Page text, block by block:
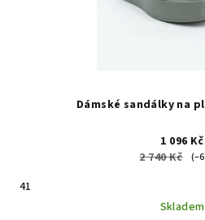
Dámské sandálky na
1 096 Kč
2 740 Kč
41
Skladem